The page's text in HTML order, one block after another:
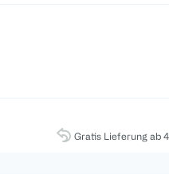
Gratis Lieferung ab